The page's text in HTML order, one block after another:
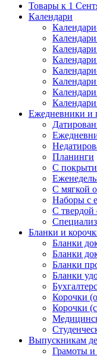
Товары к 1
Календари
Ежедневники и
Планинги
С
С мягкой
Наборы с
С твердой
Бланки и
Бланки
Бланки
Бланки
Бланки
Корочки
Корочки
Выпускникам
Грамоты и